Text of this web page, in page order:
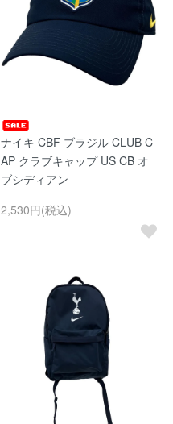
ナイキ CBF ブラジル CLUB C
AP クラブキャップ US CB オ
ブシディアン
2,530円(税込)